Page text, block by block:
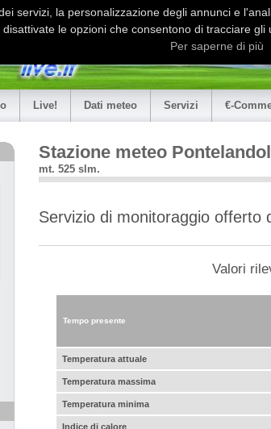
Live! Dati meteo Servizi €-
Stazione meteo
mt. 525 slm.
Servizio di monitoraggio offerto
Valori
Tempo presente
Temperatura attuale
Temperatura massima
Temperatura minima
Indice di calore
servizi, la personalizzazione degli annunci e
le opzioni che consentono di tracciare
Per saperne di più